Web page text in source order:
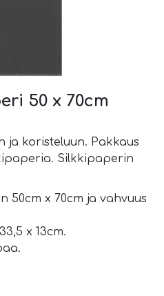
50 x 70cm
ja koristeluun. Pakkaus
Silkkipaperin
50cm x 70cm ja vahvuus
x 13cm.